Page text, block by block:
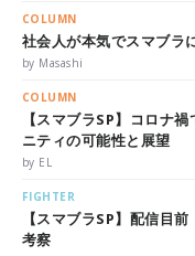
COLUMN
社会人が本気でスマブラ
by Masashi
COLUMN
【スマブラSP】コロナ
ニティの可能性と展望
by EL
FIGHTER
【スマブラSP】配信目
考察